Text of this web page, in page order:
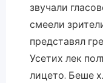
звучали
смеели
представял
Усетих лек
лицето. Беше